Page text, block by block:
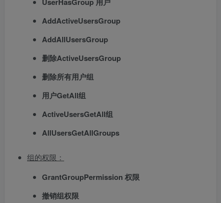
AddActiveUsersGroup
AddAllUsersGroup
删除ActiveUsersGroup
删除所有用户组
用户GetAll组
ActiveUsersGetAll组
AllUsersGetAllGroups
组的权限：
GrantGroupPermission 权限
撤销组权限